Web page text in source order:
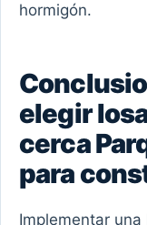
hormigón.
elegir
cerca
para
Implementar una